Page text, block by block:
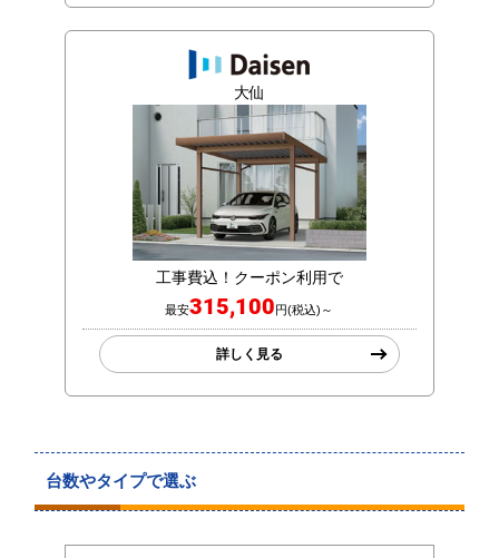
大仙
工事費込！クーポン利用で
最安315,100円(税込)～
詳しく見る
台数やタイプで選ぶ